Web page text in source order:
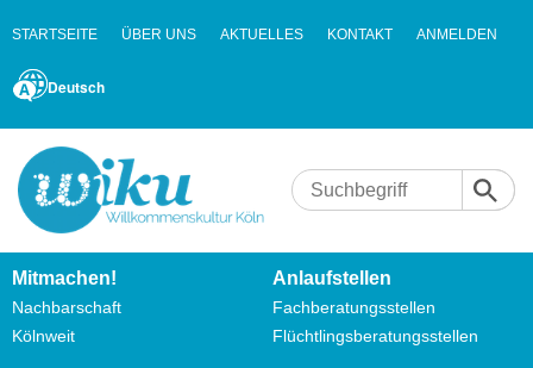
STARTSEITE ÜBER UNS AKTUELLES KONTAKT ANMELDEN
Deutsch
Mitmachen!
Nachbarschaft
Kölnweit
Anlaufstellen
Fachberatungsstellen
Flüchtlingsberatungsstellen